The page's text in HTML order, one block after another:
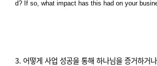
d? If so, what impact has this had on your
3. 어떻게 사업 성공을 통해 하나님을 증거하거